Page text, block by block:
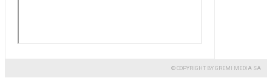
© COPYRIGHT BY GREMI MEDIA SA